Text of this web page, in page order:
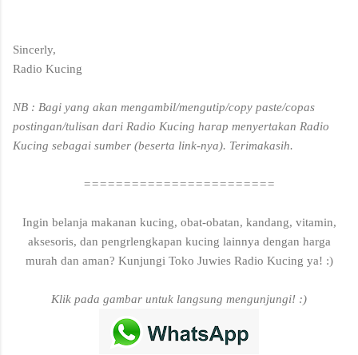
Sincerly,
Radio Kucing
NB : Bagi yang akan mengambil/mengutip/copy paste/copas
postingan/tulisan dari Radio Kucing harap menyertakan Radio
Kucing sebagai sumber (beserta link-nya). Terimakasih.
========================
Ingin belanja makanan kucing, obat-obatan, kandang, vitamin,
aksesoris, dan pengrlengkapan kucing lainnya dengan harga
murah dan aman? Kunjungi Toko Juwies Radio Kucing ya! :)
Klik pada gambar untuk langsung mengunjungi! :)